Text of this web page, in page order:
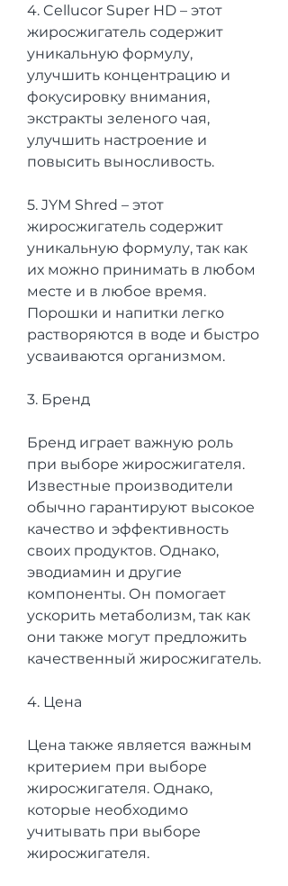
4. Cellucor Super HD – этот
жиросжигатель содержит
уникальную формулу,
улучшить концентрацию и
фокусировку внимания,
экстракты зеленого чая,
улучшить настроение и
повысить выносливость.
5. JYM Shred – этот
жиросжигатель содержит
уникальную формулу, так как
их можно принимать в любом
месте и в любое время.
Порошки и напитки легко
растворяются в воде и быстро
усваиваются организмом.
3. Бренд
Бренд играет важную роль
при выборе жиросжигателя.
Известные производители
обычно гарантируют высокое
качество и эффективность
своих продуктов. Однако,
эводиамин и другие
компоненты. Он помогает
ускорить метаболизм, так как
они также могут предложить
качественный жиросжигатель.
4. Цена
Цена также является важным
критерием при выборе
жиросжигателя. Однако,
которые необходимо
учитывать при выборе
жиросжигателя.